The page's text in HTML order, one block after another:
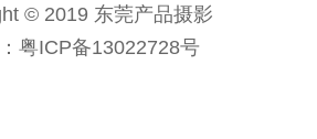
© 2019 东莞产品摄影
粤ICP备13022728号